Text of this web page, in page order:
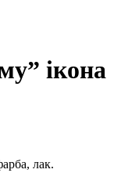
ікона
лак.